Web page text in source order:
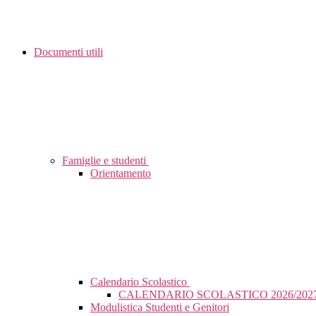
Documenti utili
Famiglie e studenti
Orientamento
Calendario Scolastico
CALENDARIO SCOLASTICO 2026/
Modulistica Studenti e Genitori